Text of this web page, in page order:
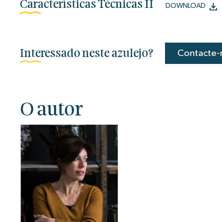
Características Técnicas II DOWNLOAD
Interessado neste azulejo? Contacte-
O autor